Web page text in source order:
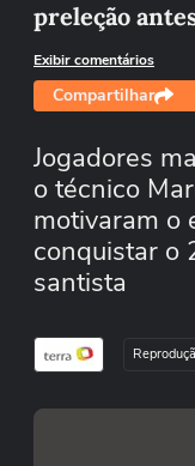
preleção
Exibir comentários
Compartilhar
Jogadores
o técnico
motivaram o
conquistar o
santista